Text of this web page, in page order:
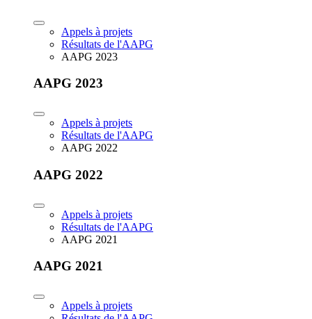
Appels à projets
Résultats de l'AAPG
AAPG 2023
AAPG 2023
Appels à projets
Résultats de l'AAPG
AAPG 2022
AAPG 2022
Appels à projets
Résultats de l'AAPG
AAPG 2021
AAPG 2021
Appels à projets